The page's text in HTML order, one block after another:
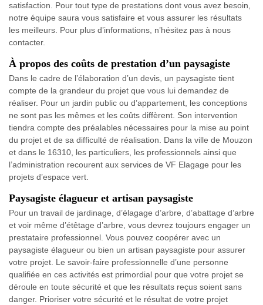
satisfaction. Pour tout type de prestations dont vous avez besoin,
notre équipe saura vous satisfaire et vous assurer les résultats
les meilleurs. Pour plus d’informations, n’hésitez pas à nous
contacter.
À propos des coûts de prestation d’un paysagiste
Dans le cadre de l’élaboration d’un devis, un paysagiste tient
compte de la grandeur du projet que vous lui demandez de
réaliser. Pour un jardin public ou d’appartement, les conceptions
ne sont pas les mêmes et les coûts diffèrent. Son intervention
tiendra compte des préalables nécessaires pour la mise au point
du projet et de sa difficulté de réalisation. Dans la ville de Mouzon
et dans le 16310, les particuliers, les professionnels ainsi que
l’administration recourent aux services de VF Elagage pour les
projets d’espace vert.
Paysagiste élagueur et artisan paysagiste
Pour un travail de jardinage, d’élagage d’arbre, d’abattage d’arbre
et voir même d’étêtage d’arbre, vous devrez toujours engager un
prestataire professionnel. Vous pouvez coopérer avec un
paysagiste élagueur ou bien un artisan paysagiste pour assurer
votre projet. Le savoir-faire professionnelle d’une personne
qualifiée en ces activités est primordial pour que votre projet se
déroule en toute sécurité et que les résultats reçus soient sans
danger. Prioriser votre sécurité et le résultat de votre projet